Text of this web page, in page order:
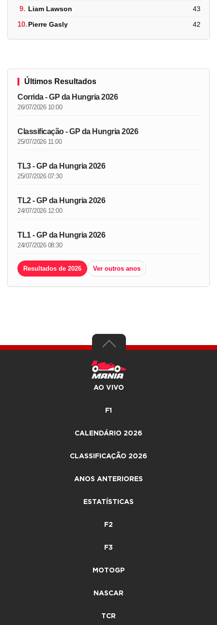
9. Liam Lawson 43
10.Pierre Gasly 42
Últimos Resultados
Corrida - GP da Hungria 2026
26/07/2026 10:00
Classificação - GP da Hungria 2026
25/07/2026 11:00
TL3 - GP da Hungria 2026
25/07/2026 07:30
TL2 - GP da Hungria 2026
24/07/2026 12:00
TL1 - GP da Hungria 2026
24/07/2026 08:30
Resultados de 2026 Ver outros anos
AO VIVO
F1
CALENDÁRIO 2026
CLASSIFICAÇÃO 2026
ANOS ANTERIORES
ESTATÍSTICAS
F2
F3
MOTOGP
NASCAR
TCR